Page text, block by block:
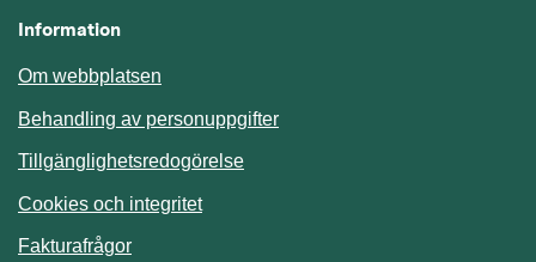
Information
Om webbplatsen
Behandling av personuppgifter
Tillgänglighetsredogörelse
Cookies och integritet
Fakturafrågor